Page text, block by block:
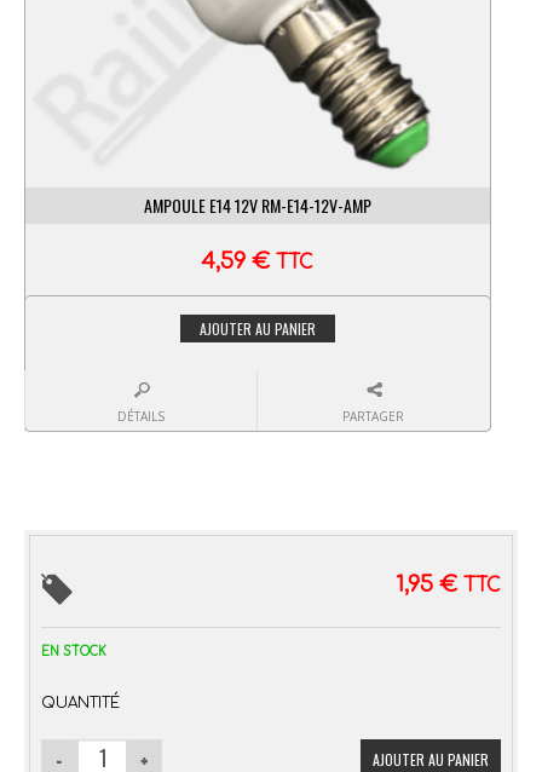
AMPOULE E14 12V RM-E14-12V-AMP
4,59€ TTC
AJOUTER AU PANIER
DÉTAILS PARTAGER
1,95 € TTC
EN STOCK
QUANTITÉ
AJOUTER AU PANIER